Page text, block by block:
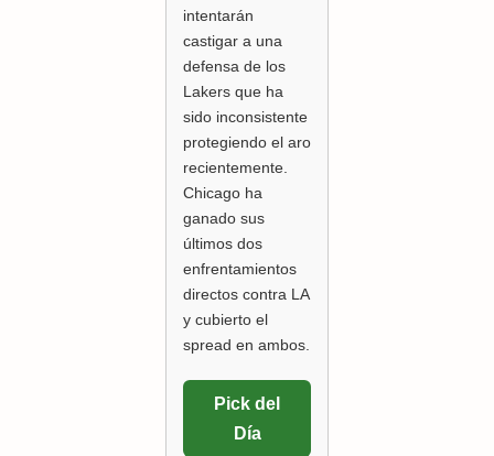
intentarán
castigar a una
defensa de los
Lakers que ha
sido inconsistente
protegiendo el aro
recientemente.
Chicago ha
ganado sus
últimos dos
enfrentamientos
directos contra LA
y cubierto el
spread en ambos.
Pick del
Día